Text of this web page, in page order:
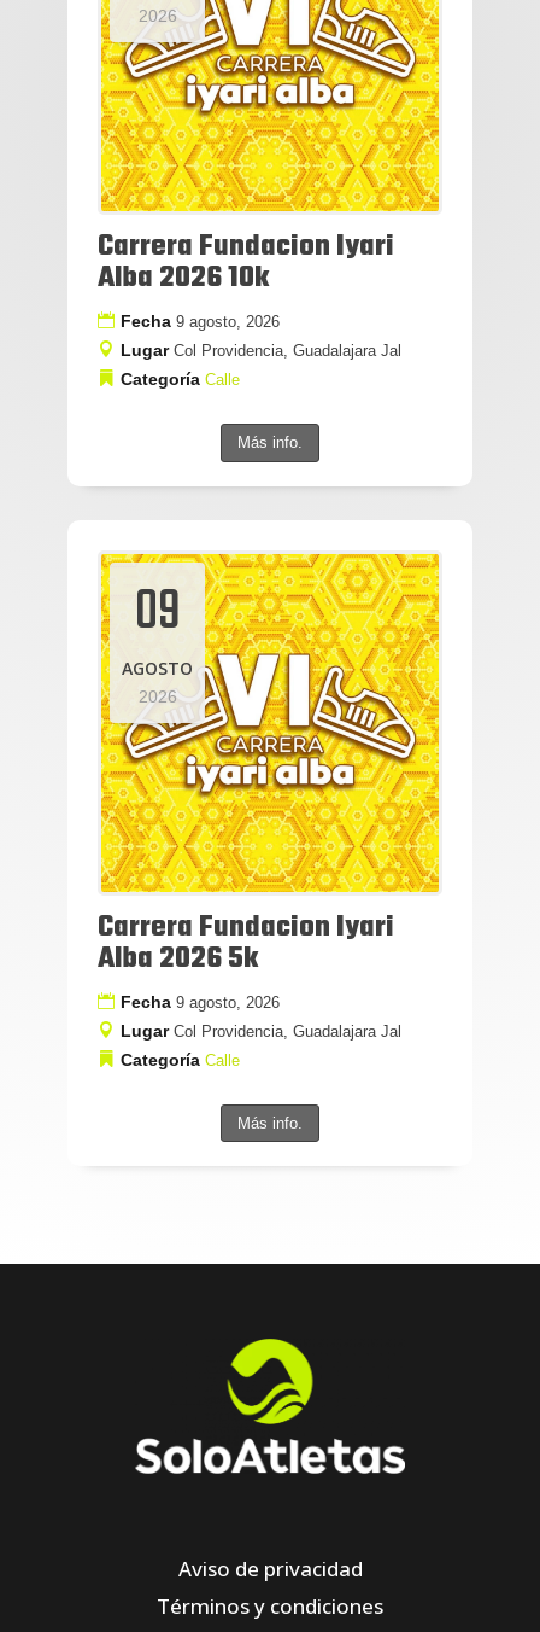
2026
Carrera Fundacion Iyari
Alba 2026 10k
Fecha 9 agosto, 2026
Lugar Col Providencia, Guadalajara Jal
Categoría Calle
Más info.
09
AGOSTO
2026
Carrera Fundacion Iyari
Alba 2026 5k
Fecha 9 agosto, 2026
Lugar Col Providencia, Guadalajara Jal
Categoría Calle
Más info.
Aviso de privacidad
Términos y condiciones